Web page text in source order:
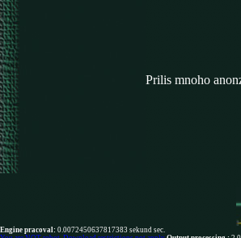
Prilis mnoho
Engine pracoval: 0.0072450637817383 sekund sec.